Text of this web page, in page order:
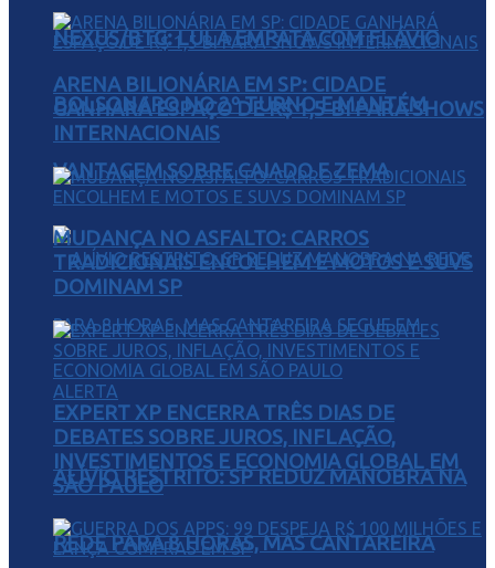
NEXUS/BTG: LULA EMPATA COM FLÁVIO
BOLSONARO NO 2º TURNO E MANTÉM
VANTAGEM SOBRE CAIADO E ZEMA
ALÍVIO RESTRITO: SP REDUZ MANOBRA NA
REDE PARA 8 HORAS, MAS CANTAREIRA
ARENA BILIONÁRIA EM SP: CIDADE
GANHARÁ ESPAÇO DE R$ 1,5 BI PARA SHOWS
INTERNACIONAIS
MUDANÇA NO ASFALTO: CARROS
TRADICIONAIS ENCOLHEM E MOTOS E SUVS
DOMINAM SP
EXPERT XP ENCERRA TRÊS DIAS DE
DEBATES SOBRE JUROS, INFLAÇÃO,
INVESTIMENTOS E ECONOMIA GLOBAL EM
SÃO PAULO